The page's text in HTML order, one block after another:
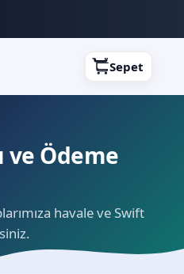
Sepet
ve Ödeme
havale ve Swift